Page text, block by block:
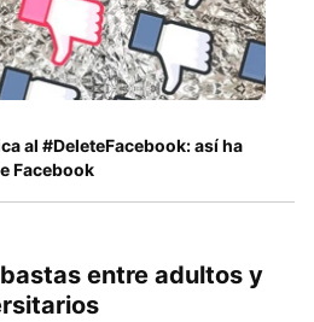
al #DeleteFacebook: así ha
Facebook
entre adultos y